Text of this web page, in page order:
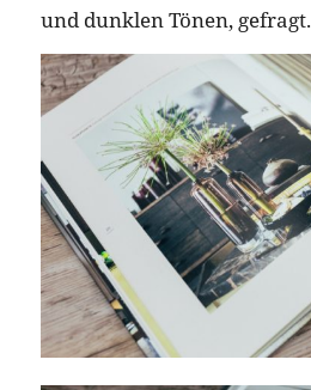
und dunklen Tönen, gefragt.